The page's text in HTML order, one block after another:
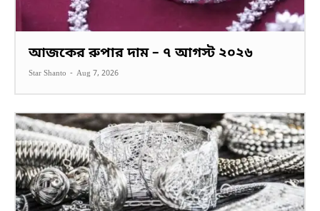
আজকের রুপার দাম – ৭ আগস্ট ২০২৬
Star Shanto - Aug 7, 2026